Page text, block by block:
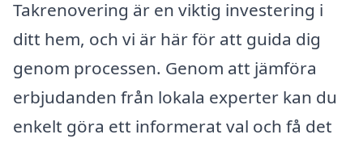
Takrenovering är en viktig investering i
ditt hem, och vi är här för att guida dig
genom processen. Genom att jämföra
erbjudanden från lokala experter kan du
enkelt göra ett informerat val och få det